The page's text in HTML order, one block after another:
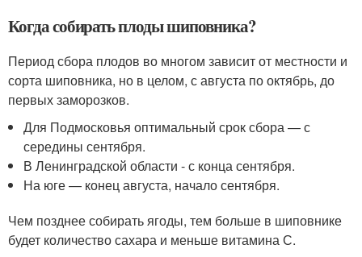
Когда собирать плоды шиповника?
Период сбора плодов во многом зависит от местности и
сорта шиповника, но в целом, с августа по октябрь, до
первых заморозков.
Для Подмосковья оптимальный срок сбора — с
середины сентября.
В Ленинградской области - с конца сентября.
На юге — конец августа, начало сентября.
Чем позднее собирать ягоды, тем больше в шиповнике
будет количество сахара и меньше витамина С.